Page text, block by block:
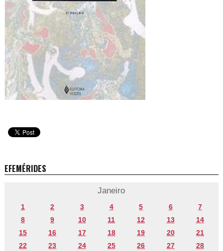
EFEMÉRIDES
Janeiro
1 2 3 4 5 6
7
8
9 10 11 12 13
14
15
16 17 18 19 20
21
22
23 24 25 26 27
28